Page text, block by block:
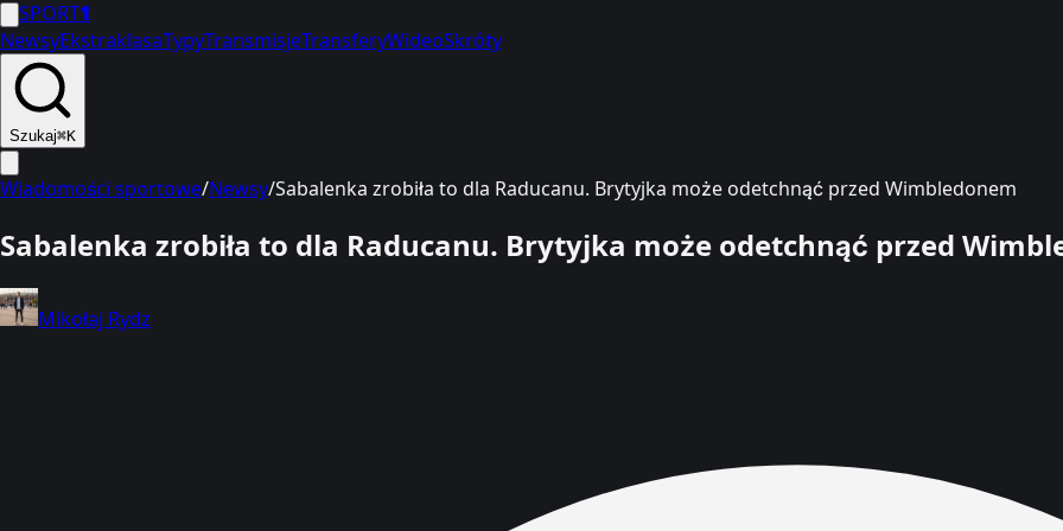
SPORT1
NewsyEkstraklasaTypyTransmisjeTransferyWideoSkróty
Szukaj⌘K
Wiadomości sportowe/Newsy/Sabalenka zrobiła to dla Raducanu. Brytyjka może odetchnąć przed Wimbledonem
Sabalenka zrobiła to dla Raducanu. Brytyjka może odetchnąć przed
Mikołaj Rydz